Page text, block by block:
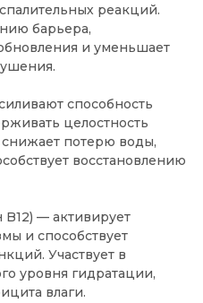
реакций.
барьера,
и уменьшает
способность
целостность
потерю воды,
восстановлению
— активирует
и способствует
Участвует в
уровня гидратации,
влаги.